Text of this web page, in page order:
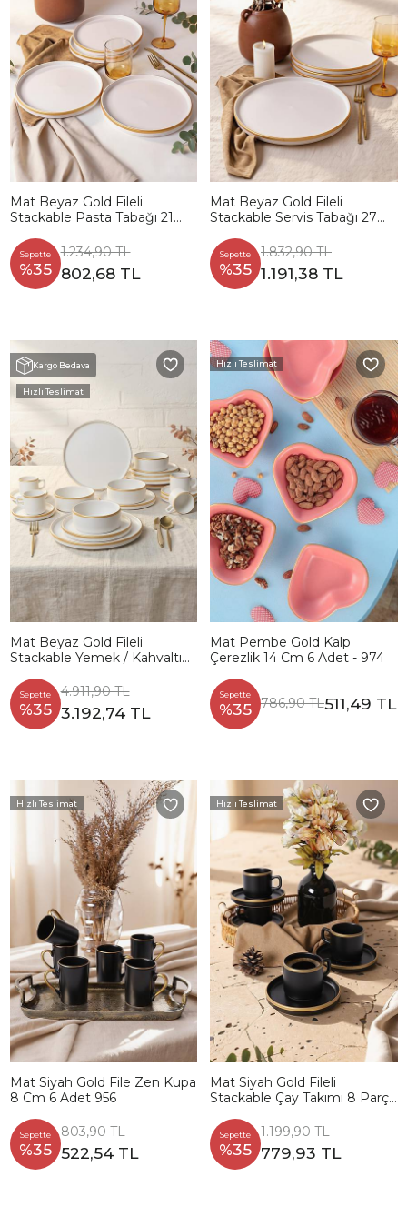
Mat Beyaz Gold Fileli
Stackable Pasta Tabağı 21
Sepette
%35
1.234,90 TL
802,68 TL
Mat Beyaz Gold Fileli
Stackable Servis Tabağı 27
Sepette
%35
1.832,90 TL
1.191,38 TL
Kargo Bedava
Hızlı Teslimat
Mat Beyaz Gold Fileli
Stackable Yemek / Kahvaltı
Sepette
%35
4.911,90 TL
3.192,74 TL
Hızlı Teslimat
Mat Pembe Gold Kalp
Çerezlik 14 Cm 6 Adet - 974
Sepette
%35 786,90 TL511,49 TL
Hızlı Teslimat
Mat Siyah Gold File Zen Kupa
8 Cm 6 Adet 956
Sepette
%35
803,90 TL
522,54 TL
Hızlı Teslimat
Mat Siyah Gold Fileli
Stackable Çay Takımı 8 Parça
Sepette
%35
1.199,90 TL
779,93 TL